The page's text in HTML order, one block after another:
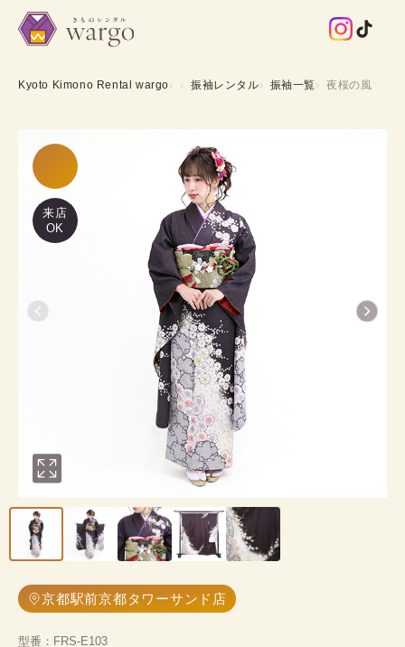
Kyoto Kimono Rental wargo 振袖レンタル 振袖一覧 夜桜の風
来店
OK
京都駅前京都タワーサンド店
型番 ： FRS-E103